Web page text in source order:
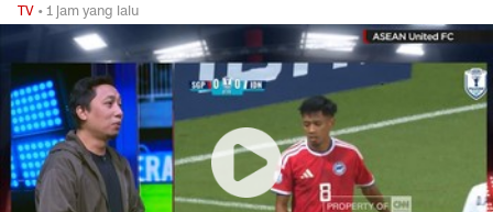
TV •1 jam yang lalu